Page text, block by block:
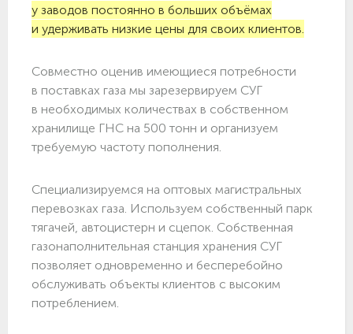
у заводов постоянно в больших объёмах
и удерживать низкие цены для своих клиентов.
Совместно оценив имеющиеся потребности
в поставках газа мы зарезервируем СУГ
в необходимых количествах в собственном
хранилище ГНС на 500 тонн и организуем
требуемую частоту пополнения.
Специализируемся на оптовых магистральных
перевозках газа. Используем собственный парк
тягачей, автоцистерн и сцепок. Собственная
газонаполнительная станция хранения СУГ
позволяет одновременно и бесперебойно
обслуживать объекты клиентов с высоким
потреблением.